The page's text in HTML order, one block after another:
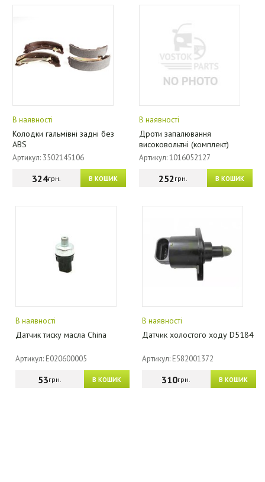
В наявності
Колодки гальмівні задні без
ABS
Артикул: 3502145106
В КОШИК
324грн.
В наявності
Дроти запалювання
високовольтні (комплект)
Артикул: 1016052127
В КОШИК
252грн.
В наявності
Датчик тиску масла China
Артикул: E020600005
В КОШИК
53грн.
В наявності
Датчик холостого ходу D5184
Артикул: E582001372
В КОШИК
310грн.